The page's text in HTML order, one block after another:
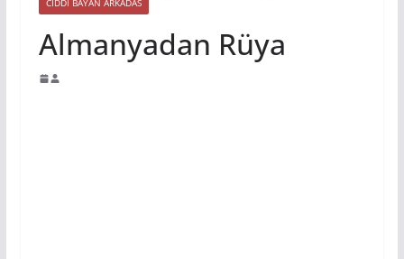
Almanyadan Rüya